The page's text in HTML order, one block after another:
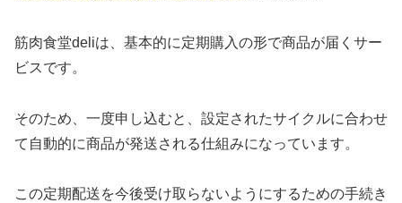
筋肉食堂deliは、基本的に定期購入の形で商品が届くサー
ビスです。
そのため、一度申し込むと、設定されたサイクルに合わせ
て自動的に商品が発送される仕組みになっています。
この定期配送を今後受け取らないようにするための手続き